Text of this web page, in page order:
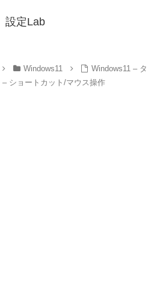
設定Lab
Windows11
Windows11 – タ
ショートカット/マウス操作